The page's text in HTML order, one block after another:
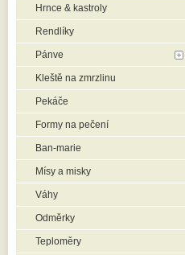
Hrnce & kastroly
Rendlíky
Pánve
Kleště na zmrzlinu
Pekáče
Formy na pečení
Ban-marie
Mísy a misky
Váhy
Odměrky
Teploměry